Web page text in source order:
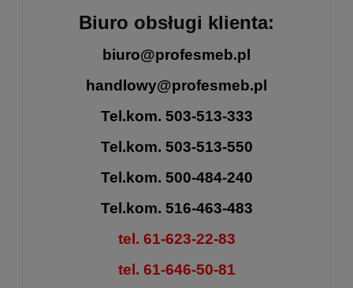
Biuro obsługi klienta:
biuro@profesmeb.pl
handlowy@profesmeb.pl
Tel.kom. 503-513-333
Tel.kom. 503-513-550
Tel.kom. 500-484-240
Tel.kom. 516-463-483
tel. 61-623-22-83
tel. 61-646-50-81